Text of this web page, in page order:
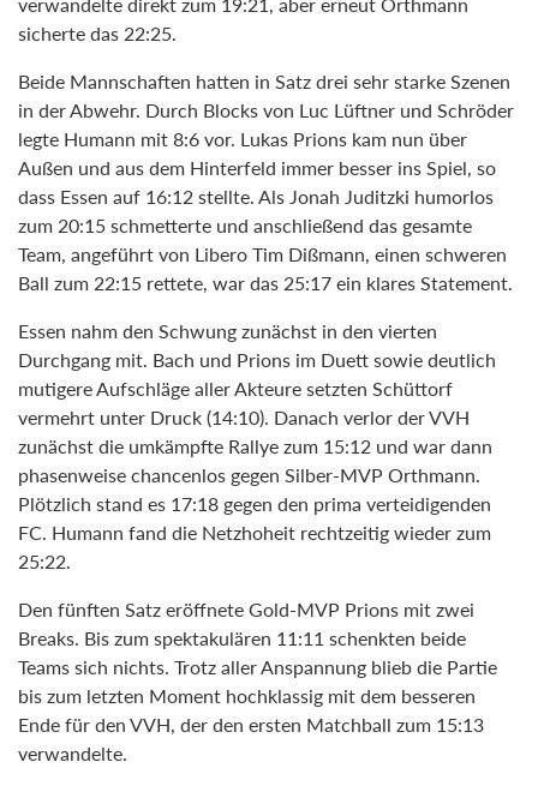
sicherte das 22:25.
Beide Mannschaften hatten in Satz drei sehr starke Szenen
in der Abwehr. Durch Blocks von Luc Lüftner und Schröder
legte Humann mit 8:6 vor. Lukas Prions kam nun über
Außen und aus dem Hinterfeld immer besser ins Spiel, so
dass Essen auf 16:12 stellte. Als Jonah Juditzki humorlos
zum 20:15 schmetterte und anschließend das gesamte
Team, angeführt von Libero Tim Dißmann, einen schweren
Ball zum 22:15 rettete, war das 25:17 ein klares Statement.
Essen nahm den Schwung zunächst in den vierten
Durchgang mit. Bach und Prions im Duett sowie deutlich
mutigere Aufschläge aller Akteure setzten Schüttorf
vermehrt unter Druck (14:10). Danach verlor der VVH
zunächst die umkämpfte Rallye zum 15:12 und war dann
phasenweise chancenlos gegen Silber-MVP Orthmann.
Plötzlich stand es 17:18 gegen den prima verteidigenden
FC. Humann fand die Netzhoheit rechtzeitig wieder zum
25:22.
Den fünften Satz eröffnete Gold-MVP Prions mit zwei
Breaks. Bis zum spektakulären 11:11 schenkten beide
Teams sich nichts. Trotz aller Anspannung blieb die Partie
bis zum letzten Moment hochklassig mit dem besseren
Ende für den VVH, der den ersten Matchball zum 15:13
verwandelte.